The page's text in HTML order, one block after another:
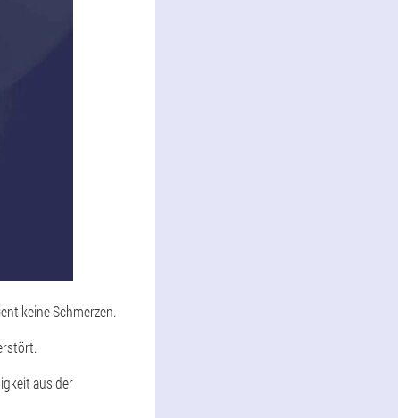
keine Schmerzen.
aus der